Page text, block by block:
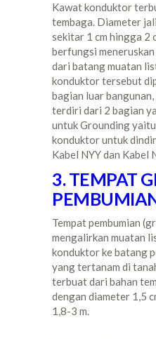
Kawat konduktor
tembaga. Diameter
sekitar 1 cm hingga 2
berfungsi
dari batang muatan
konduktor tersebut
bagian luar
terdiri dari 2 bagian
untuk Grounding
konduktor untuk
Kabel NYY dan Kabel
3. TEMPAT
Tempat pembumian
mengalirkan muatan
konduktor ke batang
yang tertanam di
terbuat dari bahan
dengan diameter 1,5
1,8-3 m.